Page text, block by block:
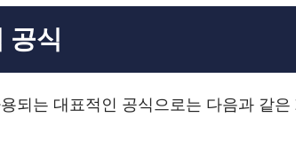
공식
되는 대표적인 공식으로는 다음과 같